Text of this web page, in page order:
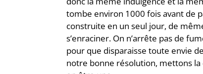
tombe environ 1000 fois avant de
construite en un seul jour, de
s’enraciner. On n’arrête pas de
pour que disparaisse toute envie
notre bonne résolution, mettons la